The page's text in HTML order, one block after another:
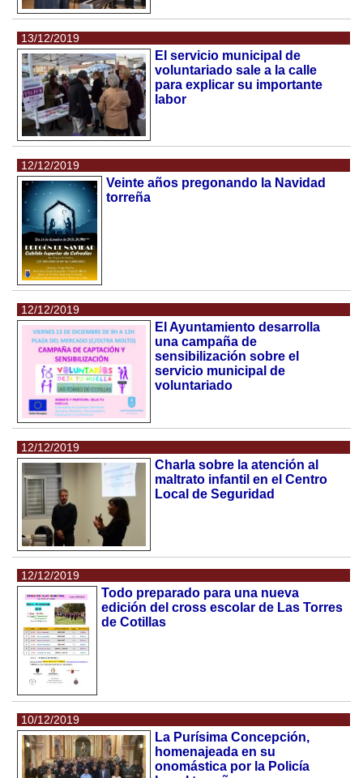
13/12/2019
El servicio municipal de
voluntariado sale a la calle
para explicar su importante
labor
12/12/2019
Veinte años pregonando la Navidad
torreña
12/12/2019
El Ayuntamiento desarrolla
una campaña de
sensibilización sobre el
servicio municipal de
voluntariado
12/12/2019
Charla sobre la atención al
maltrato infantil en el Centro
Local de Seguridad
12/12/2019
Todo preparado para una nueva
edición del cross escolar de Las Torres
de Cotillas
10/12/2019
La Purísima Concepción,
homenajeada en su
onomástica por la Policía